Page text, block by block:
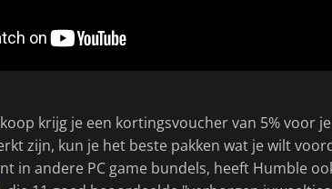
krijg je een kortingsvoucher van 5% voor
zijn, kun je het beste pakken wat je wilt
in andere PC game bundels, heeft Humble